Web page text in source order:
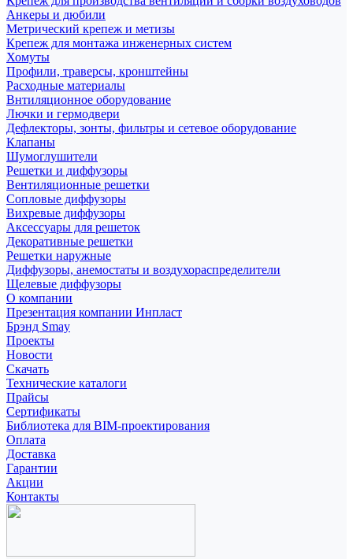
Анкеры и дюбили
Метрический крепеж и метизы
Крепеж для монтажа инженерных систем
Хомуты
Профили, траверсы, кронштейны
Расходные материалы
Внтиляционное оборудование
Лючки и гермодвери
Дефлекторы, зонты, фильтры и сетевое оборудование
Клапаны
Шумоглушители
Решетки и диффузоры
Вентиляционные решетки
Сопловые диффузоры
Вихревые диффузоры
Аксессуары для решеток
Декоративные решетки
Решетки наружные
Диффузоры, анемостаты и воздухораспределители
Щелевые диффузоры
О компании
Презентация компании Инпласт
Брэнд Smay
Проекты
Новости
Скачать
Технические каталоги
Прайсы
Сертификаты
Библиотека для BIM-проектирования
Оплата
Доставка
Гарантии
Акции
Контакты